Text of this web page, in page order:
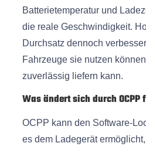
Batterietemperatur und
die reale Geschwindigkeit.
Durchsatz dennoch
Fahrzeuge sie nutzen
zuverlässig liefern kann.
Was ändert sich durch OCPP
OCPP kann den Software-
es dem Ladegerät